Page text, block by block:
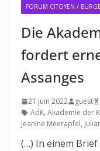
FORUM CITOYEN /
Die
fordert
Assanges
21 juin 2022 guest
AdK, Akademie der
Jeanine Meerapfel,
(…) In einem